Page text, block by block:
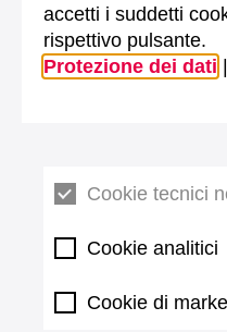
accetti i suddetti
rispettivo pulsante.
Protezione dei dati
Cookie tecnici
Cookie analitici
Cookie di